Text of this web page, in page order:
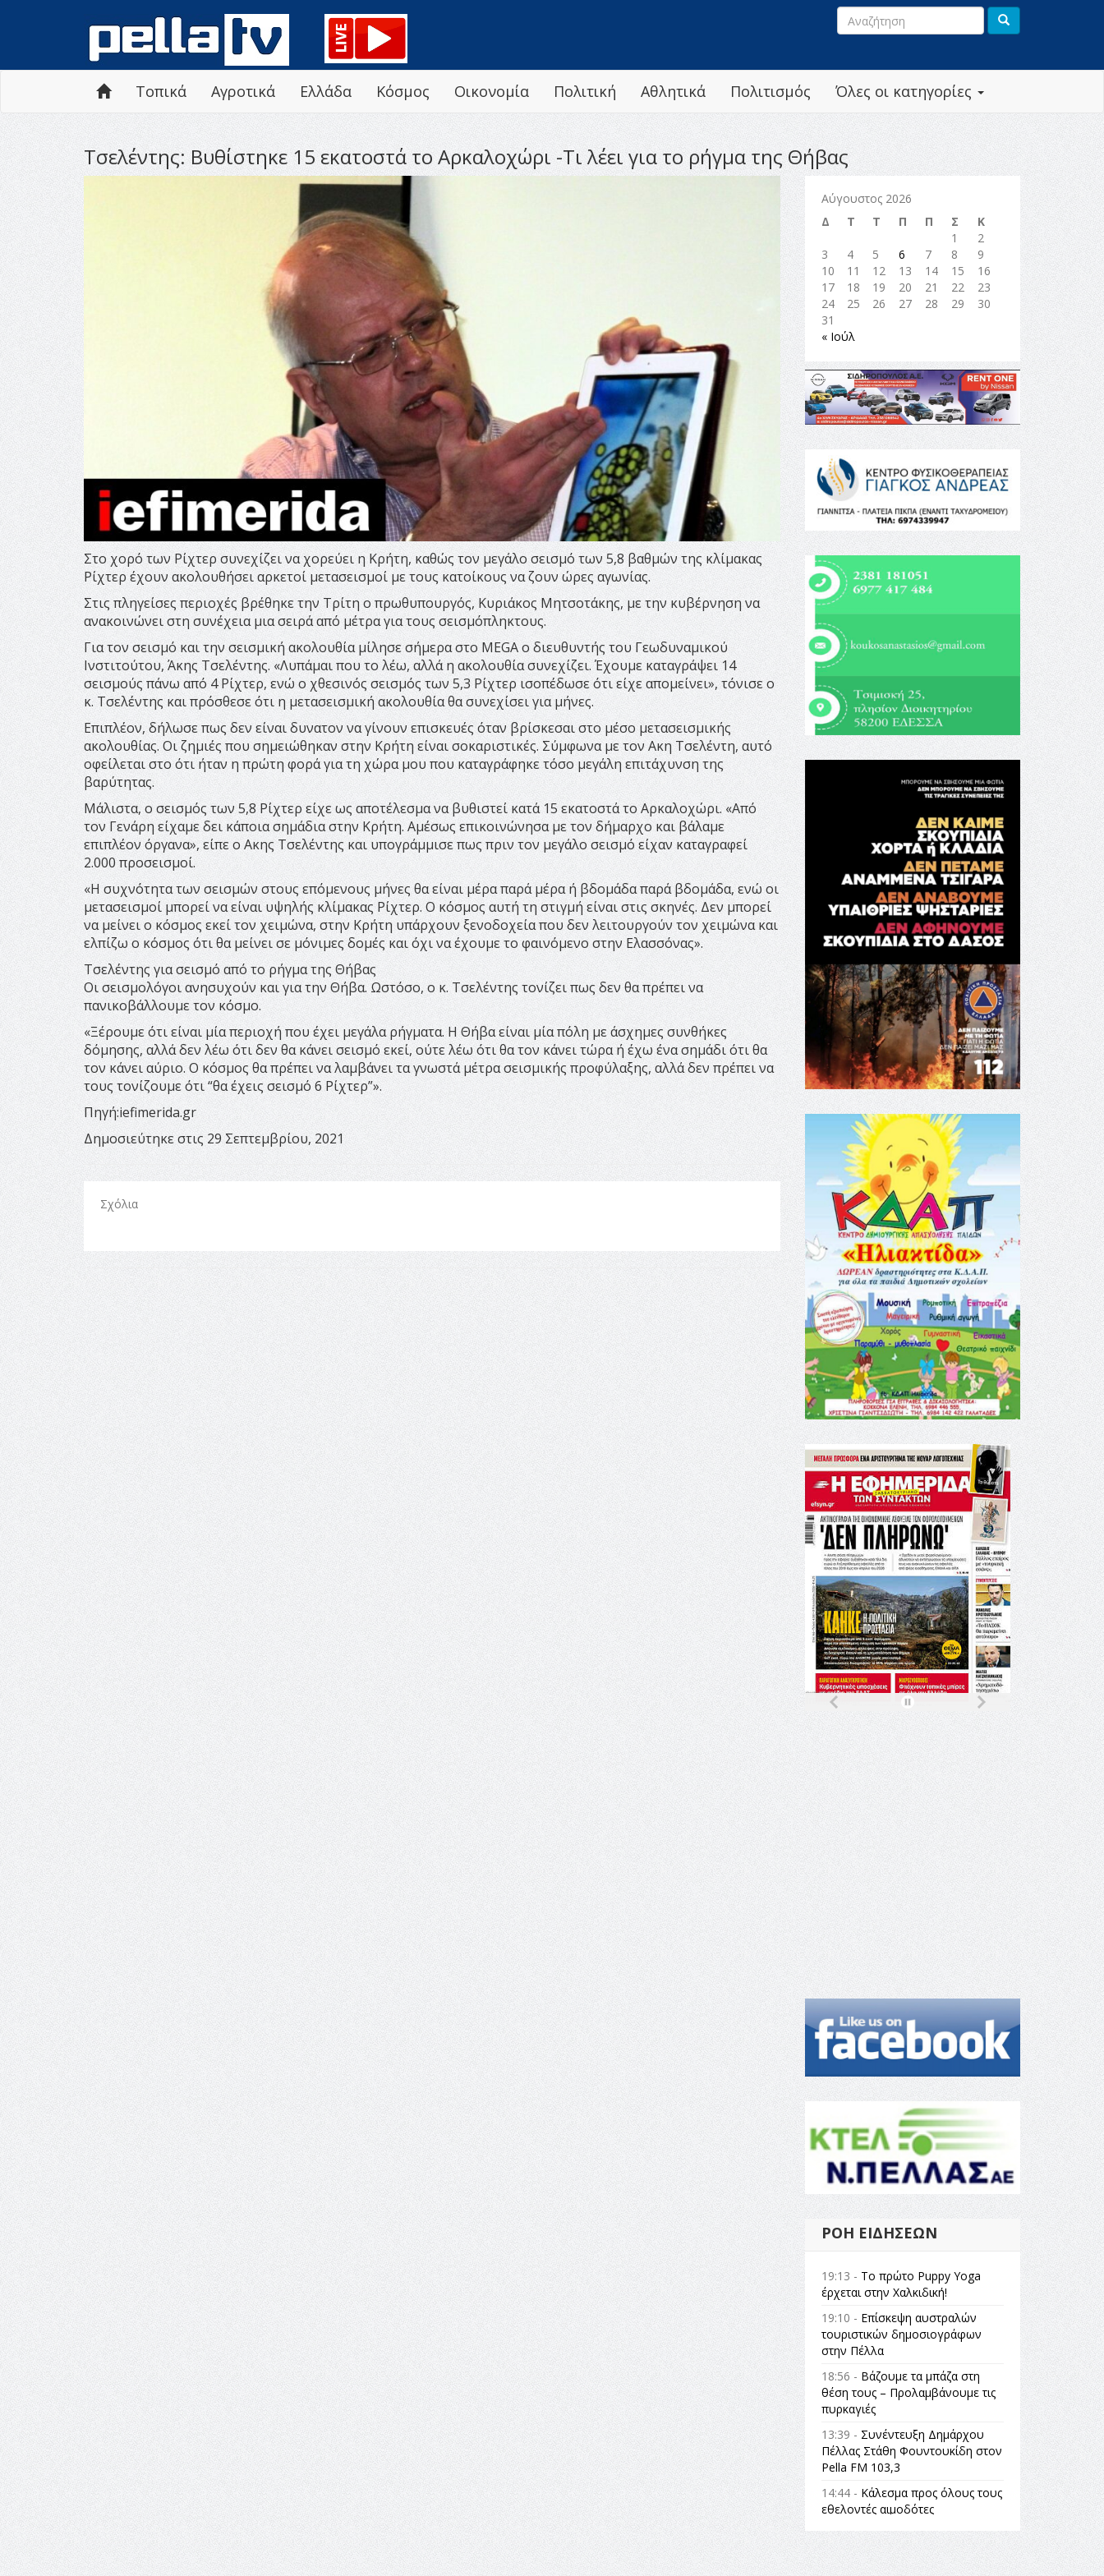
Όλες οι κατηγορίες
Τοπικά Αγροτικά Ελλάδα Κόσμος Οικονομία Πολιτική Αθλητικά Πολιτισμός
Τσελέντης: Βυθίστηκε 15 εκατοστά το Αρκαλοχώρι -Τι λέει για το ρήγμα της Θήβας
Στο χορό των Ρίχτερ συνεχίζει να χορεύει η Κρήτη, καθώς τον μεγάλο σεισμό των 5,8 βαθμών της κλίμακας
Ρίχτερ έχουν ακολουθήσει αρκετοί μετασεισμοί με τους κατοίκους να ζουν ώρες αγωνίας.
Στις πληγείσες περιοχές βρέθηκε την Τρίτη ο πρωθυπουργός, Κυριάκος Μητσοτάκης, με την κυβέρνηση να
ανακοινώνει στη συνέχεια μια σειρά από μέτρα για τους σεισμόπληκτους.
Για τον σεισμό και την σεισμική ακολουθία μίλησε σήμερα στο MEGA ο διευθυντής του Γεωδυναμικού
Ινστιτούτου, Άκης Τσελέντης. «Λυπάμαι που το λέω, αλλά η ακολουθία συνεχίζει. Έχουμε καταγράψει 14
σεισμούς πάνω από 4 Ρίχτερ, ενώ ο χθεσινός σεισμός των 5,3 Ρίχτερ ισοπέδωσε ότι είχε απομείνει», τόνισε ο
κ. Τσελέντης και πρόσθεσε ότι η μετασεισμική ακολουθία θα συνεχίσει για μήνες.
Επιπλέον, δήλωσε πως δεν είναι δυνατον να γίνουν επισκευές όταν βρίσκεσαι στο μέσο μετασεισμικής
ακολουθίας. Οι ζημιές που σημειώθηκαν στην Κρήτη είναι σοκαριστικές. Σύμφωνα με τον Ακη Τσελέντη, αυτό
οφείλεται στο ότι ήταν η πρώτη φορά για τη χώρα μου που καταγράφηκε τόσο μεγάλη επιτάχυνση της
βαρύτητας.
Μάλιστα, ο σεισμός των 5,8 Ρίχτερ είχε ως αποτέλεσμα να βυθιστεί κατά 15 εκατοστά το Αρκαλοχώρι. «Από
τον Γενάρη είχαμε δει κάποια σημάδια στην Κρήτη. Αμέσως επικοινώνησα με τον δήμαρχο και βάλαμε
επιπλέον όργανα», είπε ο Ακης Τσελέντης και υπογράμμισε πως πριν τον μεγάλο σεισμό είχαν καταγραφεί
2.000 προσεισμοί.
«Η συχνότητα των σεισμών στους επόμενους μήνες θα είναι μέρα παρά μέρα ή βδομάδα παρά βδομάδα, ενώ οι
μετασεισμοί μπορεί να είναι υψηλής κλίμακας Ρίχτερ. Ο κόσμος αυτή τη στιγμή είναι στις σκηνές. Δεν μπορεί
να μείνει ο κόσμος εκεί τον χειμώνα, στην Κρήτη υπάρχουν ξενοδοχεία που δεν λειτουργούν τον χειμώνα και
ελπίζω ο κόσμος ότι θα μείνει σε μόνιμες δομές και όχι να έχουμε το φαινόμενο στην Ελασσόνας».
Τσελέντης για σεισμό από το ρήγμα της Θήβας
Οι σεισμολόγοι ανησυχούν και για την Θήβα. Ωστόσο, ο κ. Τσελέντης τονίζει πως δεν θα πρέπει να
πανικοβάλλουμε τον κόσμο.
«Ξέρουμε ότι είναι μία περιοχή που έχει μεγάλα ρήγματα. Η Θήβα είναι μία πόλη με άσχημες συνθήκες
δόμησης, αλλά δεν λέω ότι δεν θα κάνει σεισμό εκεί, ούτε λέω ότι θα τον κάνει τώρα ή έχω ένα σημάδι ότι θα
τον κάνει αύριο. Ο κόσμος θα πρέπει να λαμβάνει τα γνωστά μέτρα σεισμικής προφύλαξης, αλλά δεν πρέπει να
τους τονίζουμε ότι “θα έχεις σεισμό 6 Ρίχτερ”».
Πηγή:iefimerida.gr
Δημοσιεύτηκε στις 29 Σεπτεμβρίου, 2021
Σχόλια
Αύγουστος 2026
Δ
Τ Τ Π Π Σ
Κ
1
2
3
4 5 6 7 8
9
10
11 12 13 14 15
16
17
18 19 20 21 22
23
24
25 26 27 28 29
30
31
« Ιούλ
ΡΟΉ ΕΙΔΉΣΕΩΝ
19:13 - Το πρώτο Puppy Yoga
έρχεται στην Χαλκιδική!
19:10 - Επίσκεψη αυστραλών
τουριστικών δημοσιογράφων
στην Πέλλα
18:56 - Βάζουμε τα μπάζα στη
θέση τους – Προλαμβάνουμε τις
πυρκαγιές
13:39 - Συνέντευξη Δημάρχου
Πέλλας Στάθη Φουντουκίδη στον
Pella FM 103,3
14:44 - Κάλεσμα προς όλους τους
εθελοντές αιμοδότες
14:23 -Όλη η Ελλάδα ένας
πολιτισμός Μουσική
εγκατάσταση Πόλεμος και